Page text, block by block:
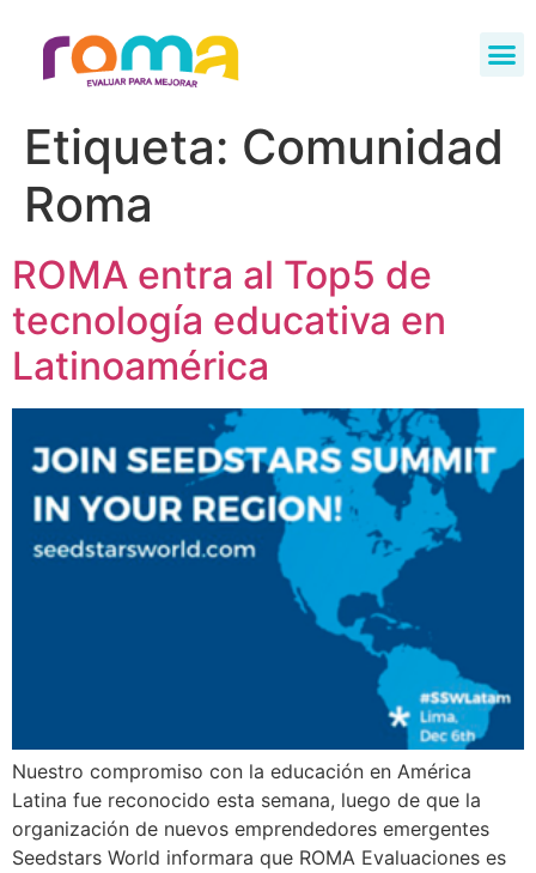
Etiqueta: Comunidad
Roma
ROMA entra al Top5 de
tecnología educativa en
Latinoamérica
Nuestro compromiso con la educación en América
Latina fue reconocido esta semana, luego de que la
organización de nuevos emprendedores emergentes
Seedstars World informara que ROMA Evaluaciones es